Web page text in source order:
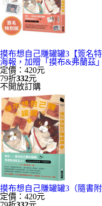
摸布想自己賺罐罐3【簽名特
海報，加贈「摸布&弗蘭茲
定價：420元
79折332元
不開放訂購
摸布想自己賺罐罐3（隨書附
定價：420元